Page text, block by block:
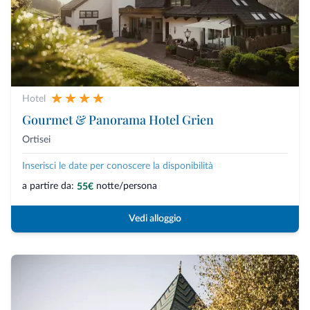
Hotel
Gourmet & Panorama Hotel Grien
Ortisei
Inserisci le date per conoscere la disponibilità
a partire da: 55€ notte/persona
Vedi alloggio